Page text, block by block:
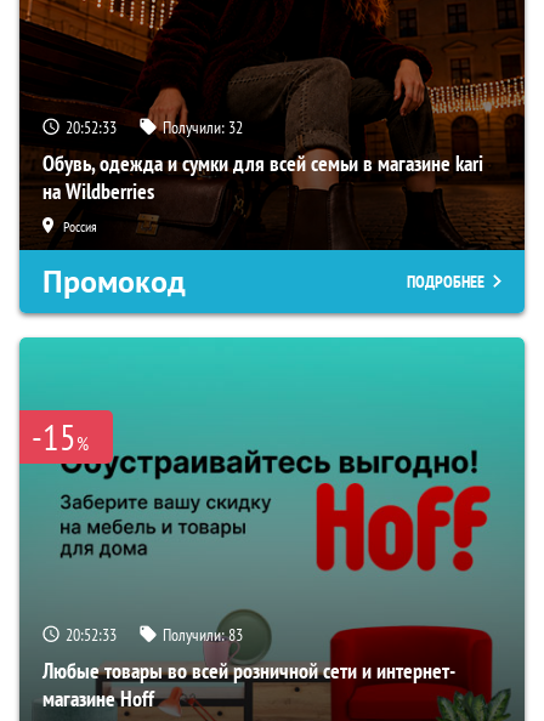
20:52:33 Получили: 32
Обувь, одежда и сумки для всей семьи в магазине kari
на Wildberries
Россия
Промокод ПОДРОБНЕЕ
-15%
20:52:33 Получили:83
Любые товары во всей розничной сети и интернет-
магазине Hoff